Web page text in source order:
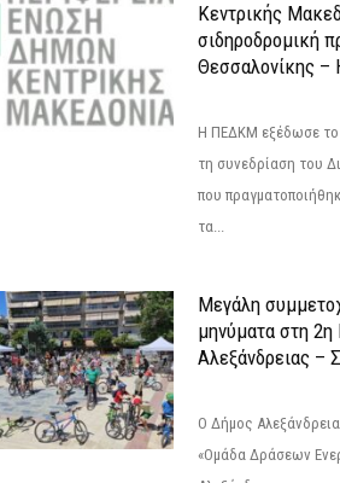
Κεντρικής
σιδηροδρομική
Θεσσαλονίκης –
Η ΠΕΔΚΜ εξέδωσε το
τη συνεδρίαση του
που
τα...
Μεγάλη
μηνύματα στη
Αλεξάνδρειας –
Ο Δήμος
«Ομάδα Δράσεων